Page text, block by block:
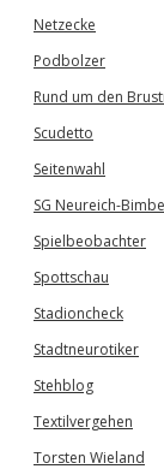
Netzecke
Podbolzer
Rund um den
Scudetto
Seitenwahl
SG Neureich-
Spielbeobachter
Spottschau
Stadioncheck
Stadtneurotiker
Stehblog
Textilvergehen
Torsten Wieland